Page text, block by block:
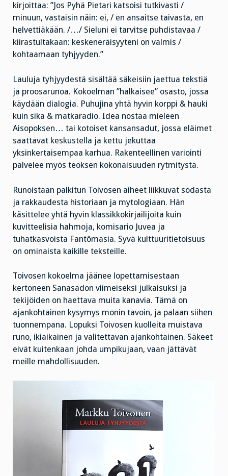
kirjoittaa: ”Jos Pyhä Pietari katsoisi tutkivasti /
minuun, vastaisin näin: ei, / en ansaitse taivasta, en
helvettiäkään. /…/ Sieluni ei tarvitse puhdistavaa /
kiirastultakaan: keskeneräisyyteni on valmis /
kohtaamaan tyhjyyden.”
Lauluja tyhjyydestä sisältää säkeisiin jaettua tekstiä
ja proosarunoa. Kokoelman ”halkaisee” osasto, jossa
käydään dialogia. Puhujina yhtä hyvin korppi & hauki
kuin sika & matkaradio. Idea nostaa mieleen
Aisopoksen… tai kotoiset kansansadut, jossa eläimet
saattavat keskustella ja kettu jekuttaa
yksinkertaisempaa karhua. Rakenteellinen variointi
palvelee myös teoksen kokonaisuuden rytmitystä.
Runoistaan palkitun Toivosen aiheet liikkuvat sodasta
ja rakkaudesta historiaan ja mytologiaan. Hän
käsittelee yhtä hyvin klassikkokirjailijoita kuin
kuvitteelisia hahmoja, komisario Juvea ja
tuhatkasvoista Fantômasia. Syvä kulttuuritietoisuus
on ominaista kaikille teksteille.
Toivosen kokoelma jäänee lopettamisestaan
kertoneen Sanasadon viimeiseksi julkaisuksi ja
tekijöiden on haettava muita kanavia. Tämä on
ajankohtainen kysymys monin tavoin, ja palaan siihen
tuonnempana. Lopuksi Toivosen kuolleita muistava
runo, ikiaikainen ja valitettavan ajankohtainen. Säkeet
eivät kuitenkaan johda umpikujaan, vaan jättävät
meille mahdollisuuden.